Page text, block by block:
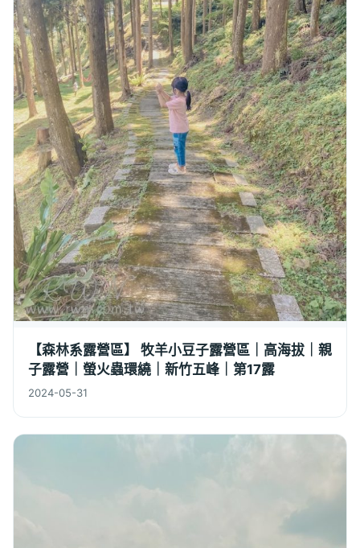
【森林系露營區】 牧羊小豆子露營區｜高海拔｜親
子露營｜螢火蟲環繞｜新竹五峰｜第17露
2024-05-31